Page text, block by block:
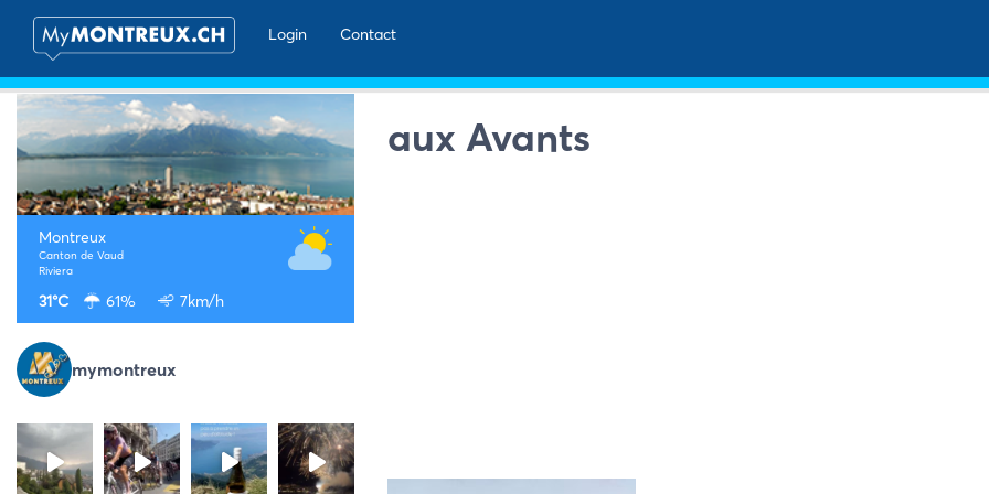
Login
Contact
Montreux
Canton de Vaud
Riviera
31°C 61% 7km/h
mymontreux
aux Avants